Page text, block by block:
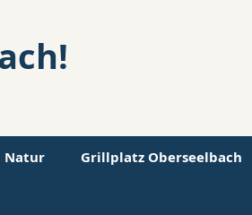
Natur Grillplatz Oberseelbach